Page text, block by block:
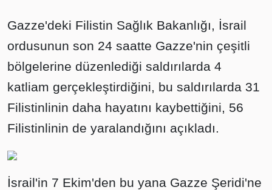
Gazze'deki Filistin Sağlık Bakanlığı, İsrail
ordusunun son 24 saatte Gazze'nin çeşitli
bölgelerine düzenlediği saldırılarda 4
katliam gerçekleştirdiğini, bu saldırılarda 31
Filistinlinin daha hayatını kaybettiğini, 56
Filistinlinin de yaralandığını açıkladı.
İsrail'in 7 Ekim'den bu yana Gazze Şeridi'ne